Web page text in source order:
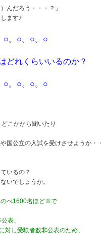
んだろう・・・？」
ます♪
○。○。○。○
れくらいいるのか？
○。○。○。○
こかから聞いたり
国公立の入試を受けさせようか・
いるの？
いでしょうか。
のべ1600名ほど※で
表、
し受験者数非公表のため、